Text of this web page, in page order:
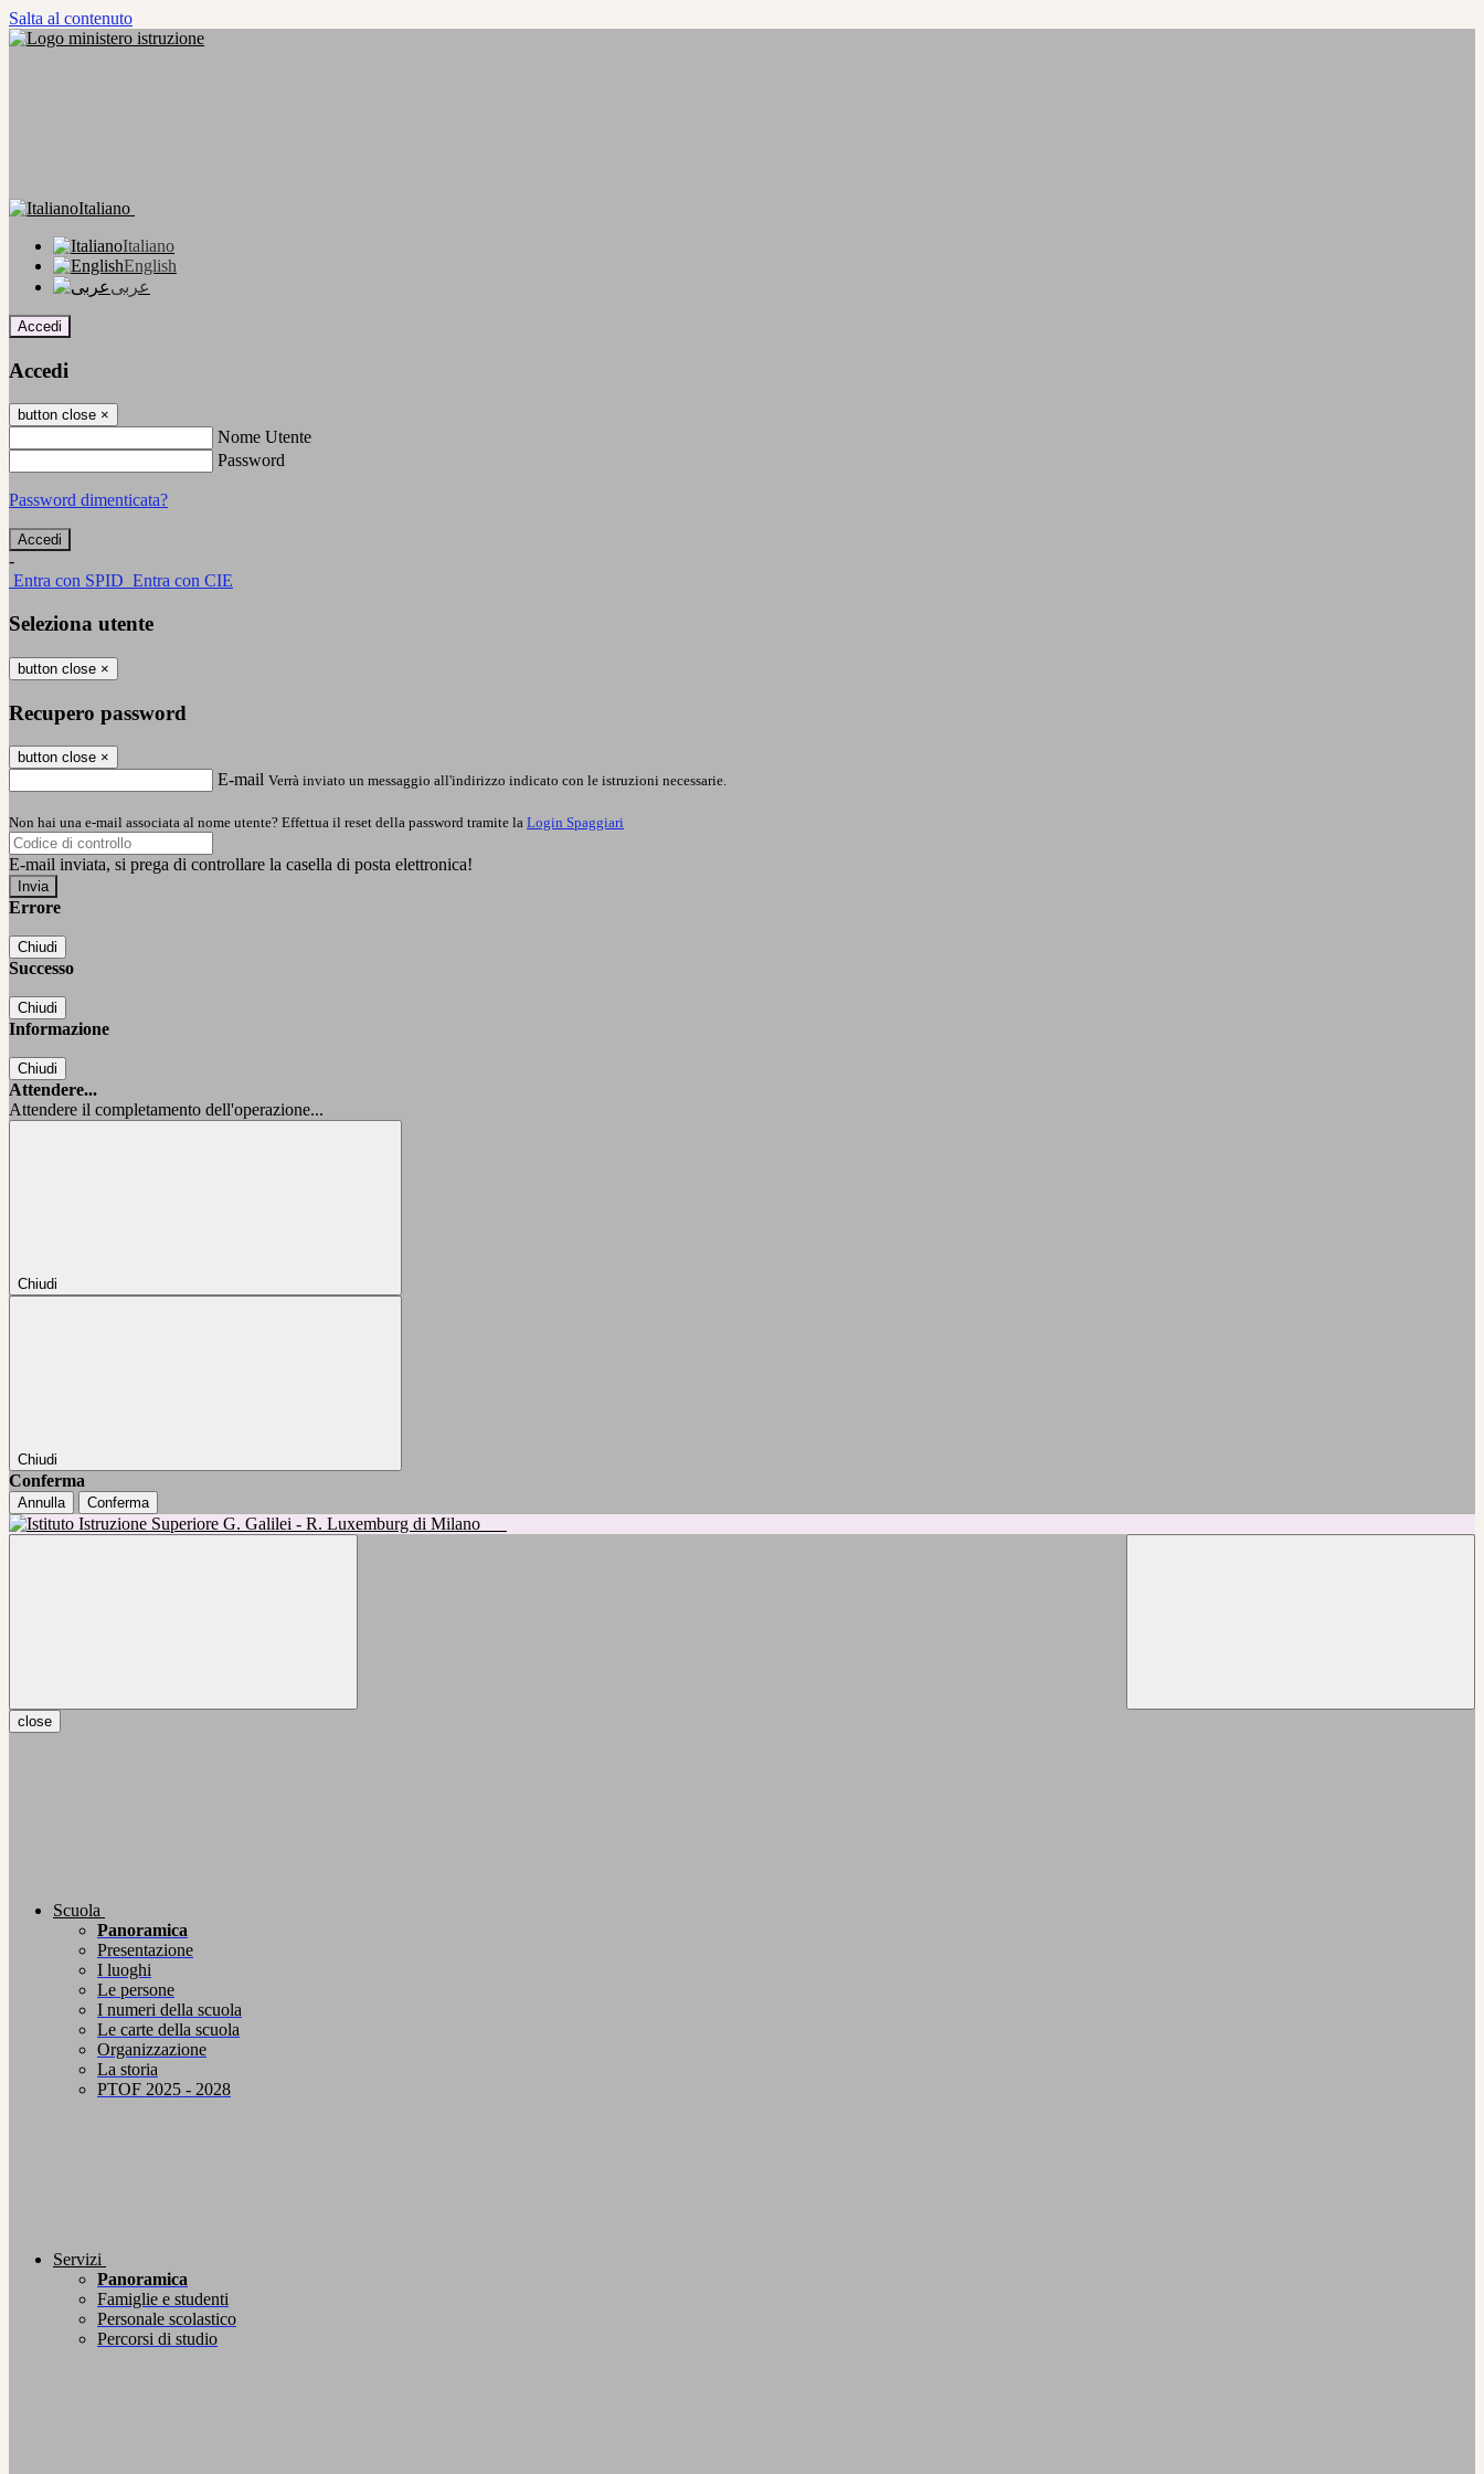
Salta al contenuto
Italiano
Italiano
English
عربى
Accedi
Accedi
button close ×
Nome Utente
Password
Password dimenticata?
-
Entra con SPID Entra con CIE
Seleziona utente
button close ×
Recupero password
button close ×
E-mail Verrà inviato un messaggio all'indirizzo indicato con le istruzioni necessarie.
Non hai una e-mail associata al nome utente? Effettua il reset della password tramite la Login Spaggiari
E-mail inviata, si prega di controllare la casella di posta elettronica!
Errore
Chiudi
Successo
Chiudi
Informazione
Chiudi
Attendere...
Attendere il completamento dell'operazione...
Chiudi
Chiudi
Conferma
Annulla Conferma
close
Scuola
Panoramica
Presentazione
I luoghi
Le persone
I numeri della scuola
Le carte della scuola
Organizzazione
La storia
PTOF 2025 - 2028
Servizi
Panoramica
Famiglie e studenti
Personale scolastico
Percorsi di studio